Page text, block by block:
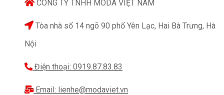
CÔNG TY TNHH MODA VIỆT NAM
Tòa nhà số 14 ngõ 90 phố Yên Lạc, Hai Bà Trưng, Hà
Nội
Điện thoại: 0919.87.83.83
Email: lienhe@modaviet.vn